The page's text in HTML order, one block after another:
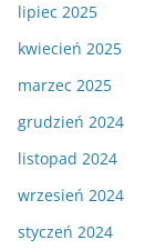
lipiec 2025
kwiecień 2025
marzec 2025
grudzień 2024
listopad 2024
wrzesień 2024
styczeń 2024